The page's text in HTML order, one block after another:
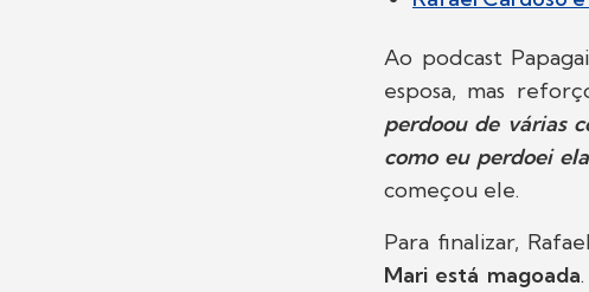
Ao podcast
esposa, mas
perdoou de várias
como eu perdoei
começou ele.
Para finalizar,
Mari está magoada